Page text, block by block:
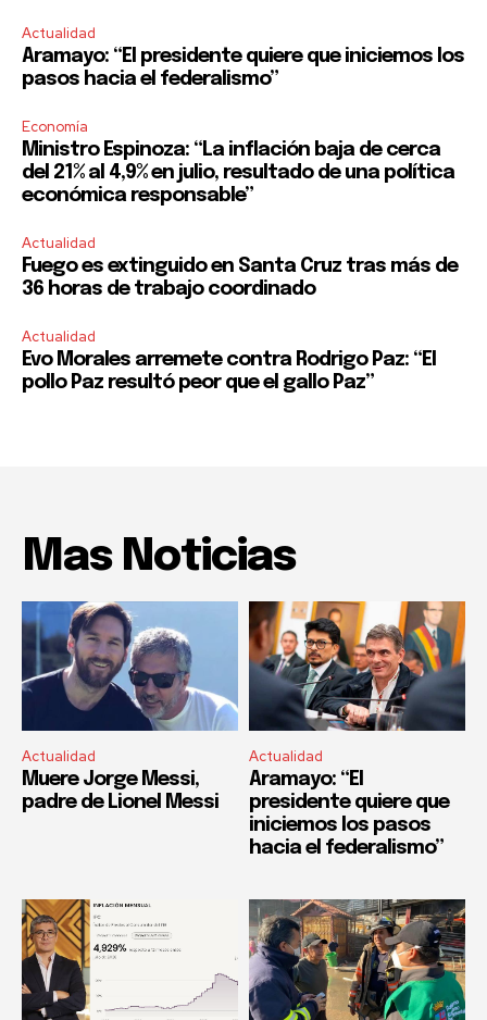
Actualidad
Aramayo: “El presidente quiere que iniciemos los
pasos hacia el federalismo”
Economía
Ministro Espinoza: “La inflación baja de cerca
del 21% al 4,9% en julio, resultado de una política
económica responsable”
Actualidad
Fuego es extinguido en Santa Cruz tras más de
36 horas de trabajo coordinado
Actualidad
Evo Morales arremete contra Rodrigo Paz: “El
pollo Paz resultó peor que el gallo Paz”
Mas Noticias
Actualidad
Muere Jorge Messi,
padre de Lionel Messi
Actualidad
Aramayo: “El
presidente quiere que
iniciemos los pasos
hacia el federalismo”